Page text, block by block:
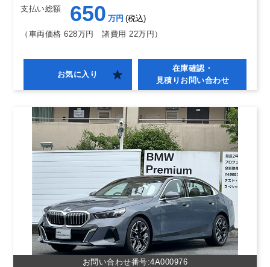
支払い総額 650 万円 税込
（車両価格 628万円
諸費用 22万円）
お気に入り
在庫確認・
見積りお問い合わせ
お問い合わせ番号:4A000976